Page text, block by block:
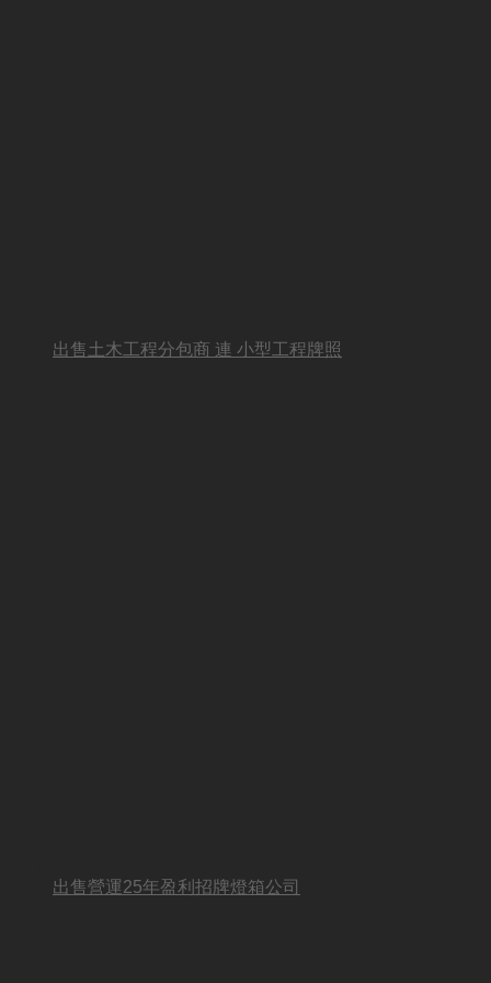
出售土木工程分包商 連 小型工程牌照
出售營運25年盈利招牌燈箱公司